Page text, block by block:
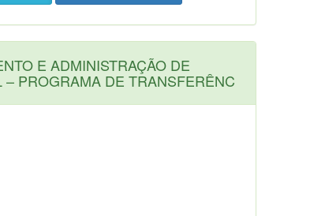
E ADMINISTRAÇÃO DE
PROGRAMA DE TRANSFERÊNC